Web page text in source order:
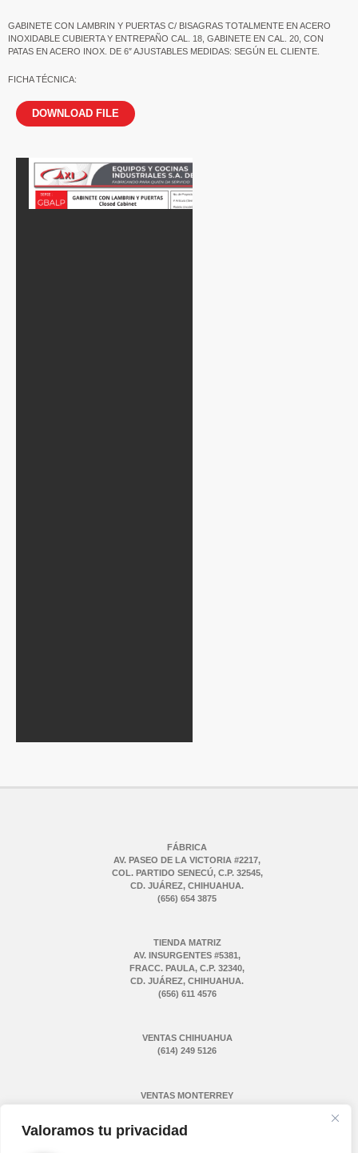
Valoramos tu privacidad
GABINETE CON LAMBRIN Y PUERTAS C/ BISAGRAS TOTALMENTE EN ACERO
INOXIDABLE CUBIERTA Y ENTREPAÑO CAL. 18, GABINETE EN CAL. 20, CON
PATAS EN ACERO INOX. DE 6″ AJUSTABLES MEDIDAS: SEGÚN EL CLIENTE.
FICHA TÉCNICA:
DOWNLOAD FILE
FÁBRICA
AV. PASEO DE LA VICTORIA #2217,
COL. PARTIDO SENECÚ, C.P. 32545,
CD. JUÁREZ, CHIHUAHUA.
(656) 654 3875
TIENDA MATRIZ
AV. INSURGENTES #5381,
FRACC. PAULA, C.P. 32340,
CD. JUÁREZ, CHIHUAHUA.
(656) 611 4576
VENTAS CHIHUAHUA
(614) 249 5126
VENTAS MONTERREY